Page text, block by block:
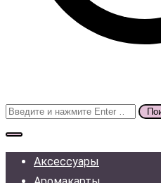
Поиск
для:
Аксессуары